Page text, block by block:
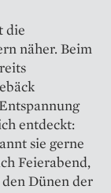
die
näher. Beim
entdeckt:
sie gerne
Feierabend,
Dünen der